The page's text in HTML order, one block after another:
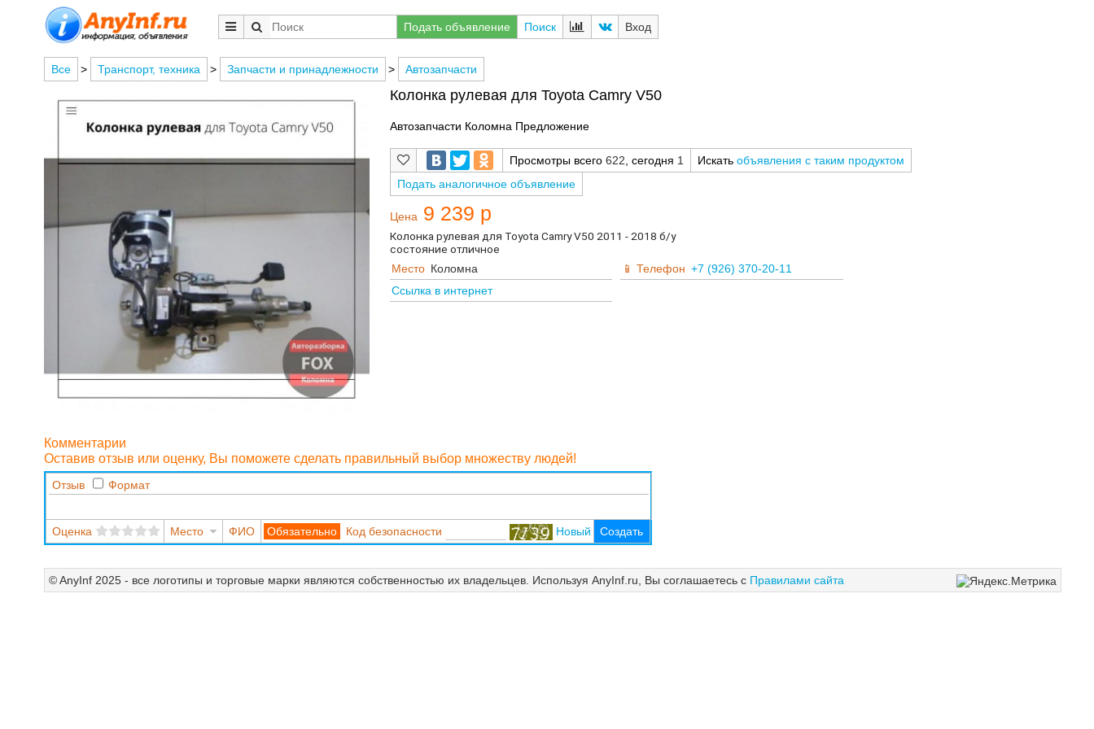
Подать объявление Поиск Вход
Все > Транспорт, техника > Запчасти и принадлежности > Автозапчасти
Колонка рулевая для Toyota Camry V50
Автозапчасти Коломна Предложение
Просмотры всего 622 , сегодня 1 Искать объявления с таким продуктом
Подать аналогичное объявление
Цена 9 239 р
Колонка рулевая для Toyota Camry V50 2011 - 2018 б/у
состояние отличное
Место Коломна Телефон +7 (926) 370-20-11
Ссылка в интернет
Комментарии
Оставив отзыв или оценку, Вы поможете сделать правильный выбор множеству людей!
Отзыв Формат
Оценка Место ФИО Код безопасности Новый Создать
© AnyInf 2025 - все логотипы и торговые марки являются собственностью их владельцев. Используя AnyInf.ru, Вы соглашаетесь с Правилами сайта